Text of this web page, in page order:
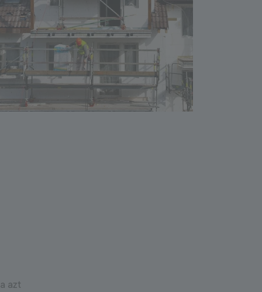
Műkő készítése házilag
Gyorskötő beton kerti munkákhoz
Terasz felújítás lépésről-lépésre
OUTDOOR SYSTEM
9000
Outdoor System
azt